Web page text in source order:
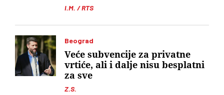
I.M. / RTS
Beograd
Z.S.
Veće subvencije za privatne
vrtiće, ali i dalje nisu besplatni
za sve